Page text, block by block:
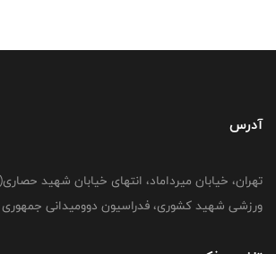
آدرس
تهران، خیابان میرداماد، انتهای خیابان شهید
ورزشی شهید کشوری، فدراسیون دوومیدانی جمهوری